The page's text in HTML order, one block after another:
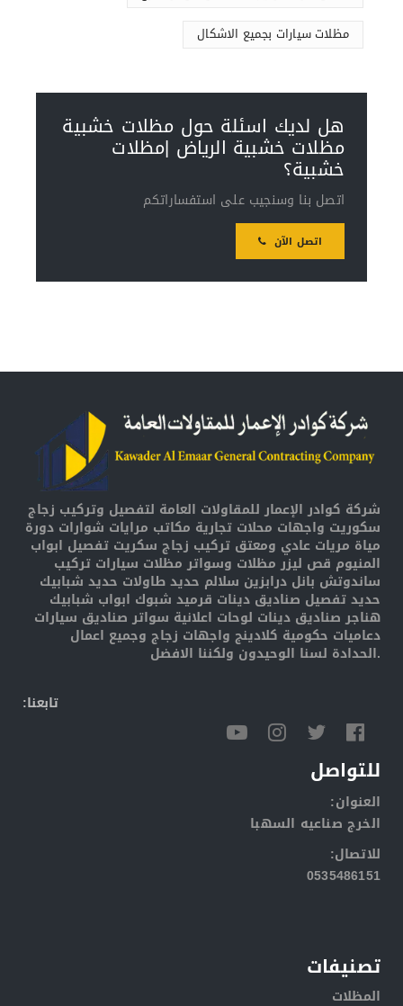
مظلات سيارات بجميع الاشكال
هل لديك اسئلة حول مظلات خشبية
مظلات خشبية الرياض |مظلات
خشبية؟
اتصل بنا وسنجيب على استفساراتكم
اتصل الآن
شركة كوادر الإعمار للمقاولات العامة لتفصيل وتركيب زجاج
سكوريت واجهات محلات تجارية مكاتب مرايات شوارات دورة
مياة مريات عادي ومعتق تركيب زجاج سكريت تفصيل ابواب
المنيوم قص ليزر مظلات وسواتر مظلات سيارات تركيب
ساندوتش بانل درابزين سلالم حديد طاولات حديد شبابيك
حديد تفصيل صناديق دينات قرميد شبوك ابواب شبابيك
هناجر صناديق دينات لوحات اعلانية سواتر صناديق سيارات
دعاميات حكومية كلادينج واجهات زجاج وجميع اعمال
الحدادة لسنا الوحيدون ولكننا الافضل.
:تابعنا
للتواصل
:العنوان
الخرج صناعيه السهبا
:للاتصال
0535486151
تصنيفات
المظلات